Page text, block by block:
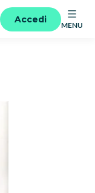
Accedi
MENU